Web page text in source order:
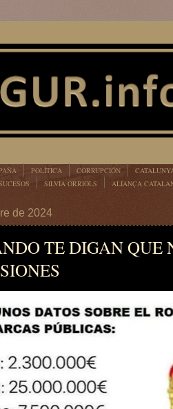
POLÍTICA CORRUPCIÓN
SILVIA ORRIOLS ALIANÇA
de 2024
TE DIGAN QUE